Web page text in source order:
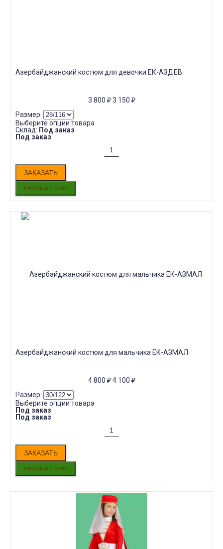
Азербайджанский костюм для девочки ЕК-АЗДЕВ
3 800 ₽ 3 150 ₽
Размер:
Выберите опции товара
Склад: Под заказ
Под заказ
ЗАКАЗАТЬ
Азербайджанский костюм для мальчика ЕК-АЗМАЛ
4 800 ₽ 4 100 ₽
Размер:
Выберите опции товара
Под заказ
Под заказ
ЗАКАЗАТЬ